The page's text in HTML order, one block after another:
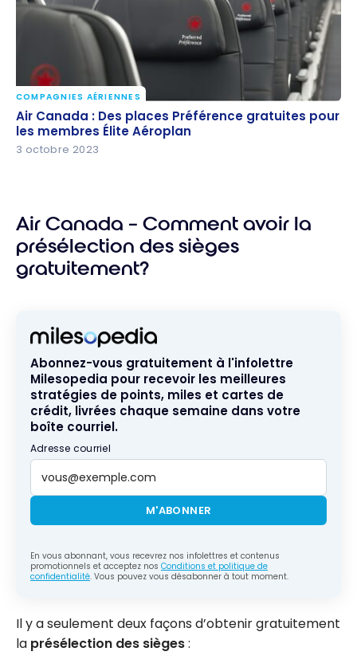
Air Canada : Des places Préférence gratuites pour
les membres Élite Aéroplan
COMPAGNIES AÉRIENNES
Air Canada : Des places Préférence gratuites pour
les membres Élite Aéroplan
3 octobre 2023
Air Canada – Comment avoir la
présélection des sièges
gratuitement?
Abonnez-vous gratuitement à l'infolettre
Milesopedia pour recevoir les meilleures
stratégies de points, miles et cartes de
crédit, livrées chaque semaine dans votre
boîte courriel.
Adresse courriel
M'ABONNER
En vous abonnant, vous recevrez nos infolettres et contenus
promotionnels et acceptez nos Conditions et politique de
confidentialité. Vous pouvez vous désabonner à tout moment.
Il y a seulement deux façons d’obtenir gratuitement
la présélection des sièges: